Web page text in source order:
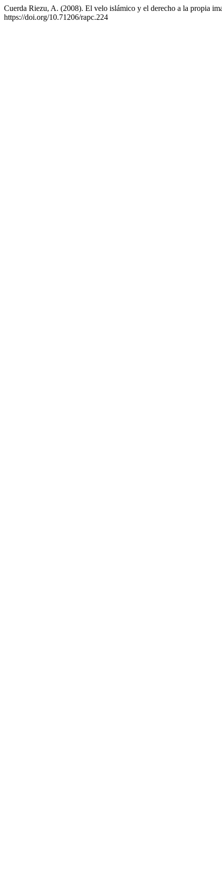
Cuerda Riezu, A. (2008). El velo islámico y el derecho a la propia
https://doi.org/10.71206/rapc.224